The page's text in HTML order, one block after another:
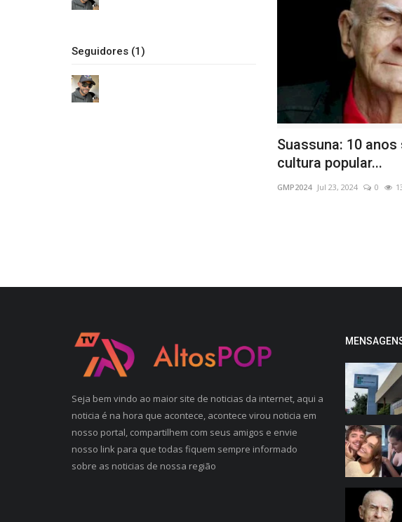
Seguidores (1)
Suassuna: 10
cultura popular...
GMP2024 Jul 23, 2024 0
Seja bem vindo ao maior site de noticias da internet, aqui a
noticia é na hora que acontece, acontece virou noticia em
nosso portal, compartilhem com seus amigos e envie
nosso link para que todas fiquem sempre informado
sobre as noticias de nossa região